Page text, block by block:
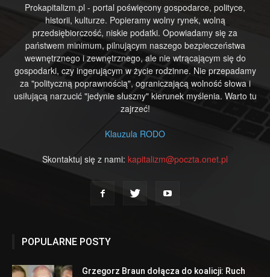
Prokapitalizm.pl - portal poświęcony gospodarce, polityce,
historii, kulturze. Popieramy wolny rynek, wolną
przedsiębiorczość, niskie podatki. Opowiadamy się za
państwem minimum, pilnującym naszego bezpieczeństwa
wewnętrznego i zewnętrznego, ale nie wtrącającym się do
gospodarki, czy ingerującym w życie rodzinne. Nie przepadamy
za "polityczną poprawnością", ograniczającą wolność słowa i
usiłującą narzucić "jedynie słuszny" kierunek myślenia. Warto tu
zajrzeć!
Klauzula RODO
Skontaktuj się z nami: kapitalizm@poczta.onet.pl
POPULARNE POSTY
Grzegorz Braun dołącza do koalicji: Ruch